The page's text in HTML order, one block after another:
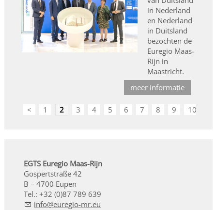
in Nederland
en Nederland
in Duitsland
bezochten de
Euregio Maas-
Rijn in
Maastricht.
meer informatie
< 1 2 3 4 5 6 7 8 9 10
EGTS Euregio Maas-Rijn
Gospertstraße 42
B – 4700 Eupen
Tel.: +32 (0)87 789 639
nf
r g -mr